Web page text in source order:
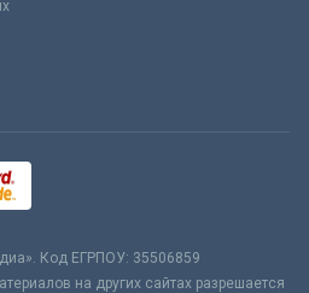
Код ЕГРПОУ: 35506859
на других сайтах разрешается